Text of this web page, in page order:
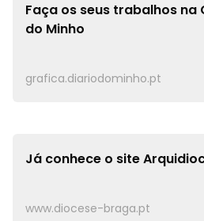
Faça os seus trabalhos na
do Minho
grafica.diariodominho.pt
Já conhece o site
www.diocese-braga.pt